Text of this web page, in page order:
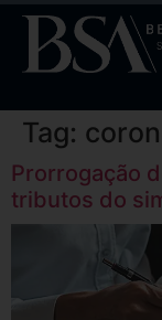
Tag:
Prorrogação
tributos do